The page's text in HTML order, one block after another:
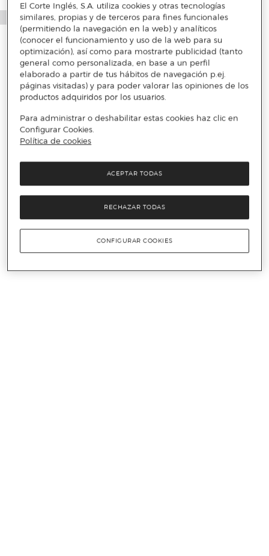
El Corte Inglés, S.A. utiliza cookies y otras tecnologías
similares, propias y de terceros para fines funcionales
(permitiendo la navegación en la web) y analíticos
(conocer el funcionamiento y uso de la web para su
optimización), así como para mostrarte publicidad (tanto
general como personalizada, en base a un perfil
elaborado a partir de tus hábitos de navegación p.ej.
páginas visitadas) y para poder valorar las opiniones de los
productos adquiridos por los usuarios.
Para administrar o deshabilitar estas cookies haz clic en
Configurar Cookies.
Política de cookies
RECHAZAR TODAS
ACEPTAR TODAS
CONFIGURAR COOKIES